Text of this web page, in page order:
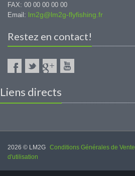
FAX: 00 00 00 00 00
Email: lm2g@lm2g-flyfishing.fr
Restez en contact!
Liens directs
2026 © LM2G Conditions Générales de Vente
d'utilisation